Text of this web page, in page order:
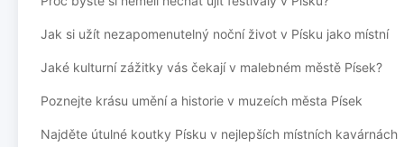
Jak si užít nezapomenutelný noční život v Písku jako místní
Jaké kulturní zážitky vás čekají v malebném městě Písek?
Poznejte krásu umění a historie v muzeích města Písek
Najděte útulné koutky Písku v nejlepších místních kavárnách